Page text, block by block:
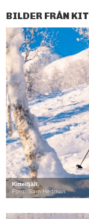
BILDER FRÅN
Kittelfjäll.
Foto: Sam Hedman